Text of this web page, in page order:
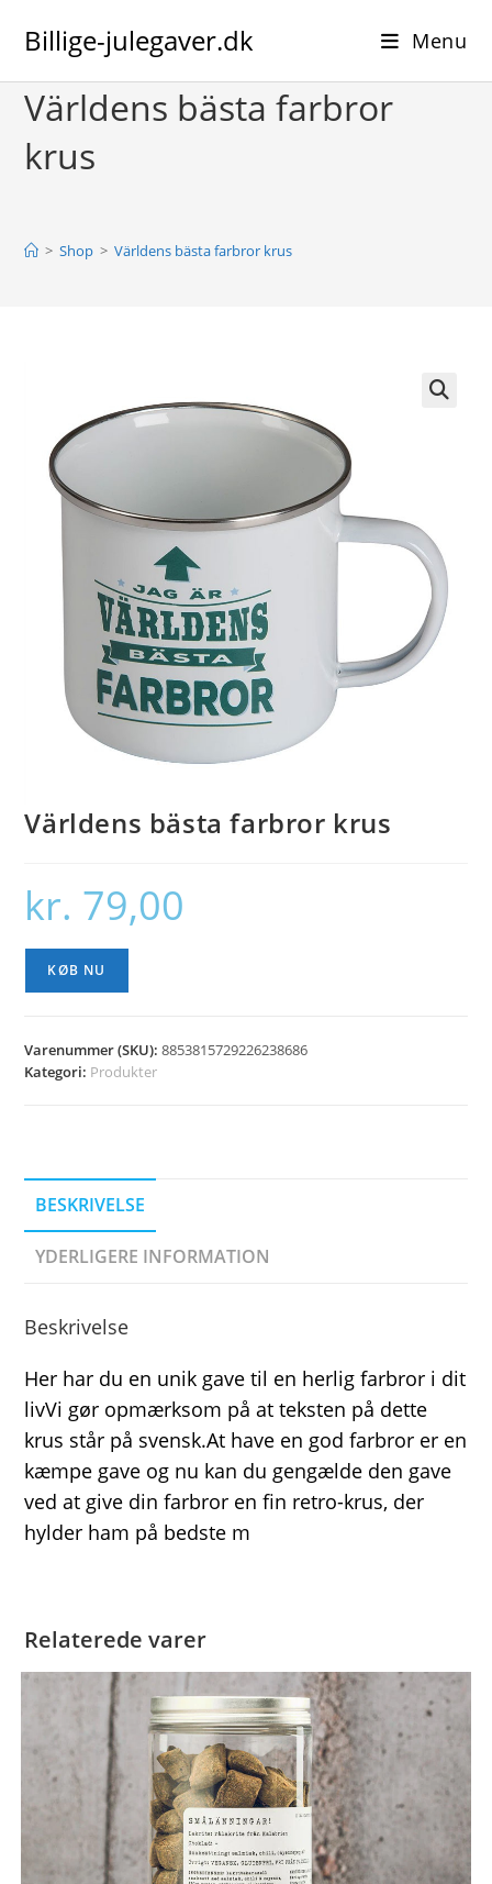
Billige-julegaver.dk Menu
Världens bästa farbror
krus
> Shop > Världens bästa farbror krus
Världens bästa farbror krus
kr. 79,00
KØB NU
Varenummer (SKU):8853815729226238686
Kategori: Produkter
BESKRIVELSE
YDERLIGERE INFORMATION
Beskrivelse
Her har du en unik gave til en herlig farbror i dit
livVi gør opmærksom på at teksten på dette
krus står på svensk.At have en god farbror er en
kæmpe gave og nu kan du gengælde den gave
ved at give din farbror en fin retro-krus, der
hylder ham på bedste m
Relaterede varer